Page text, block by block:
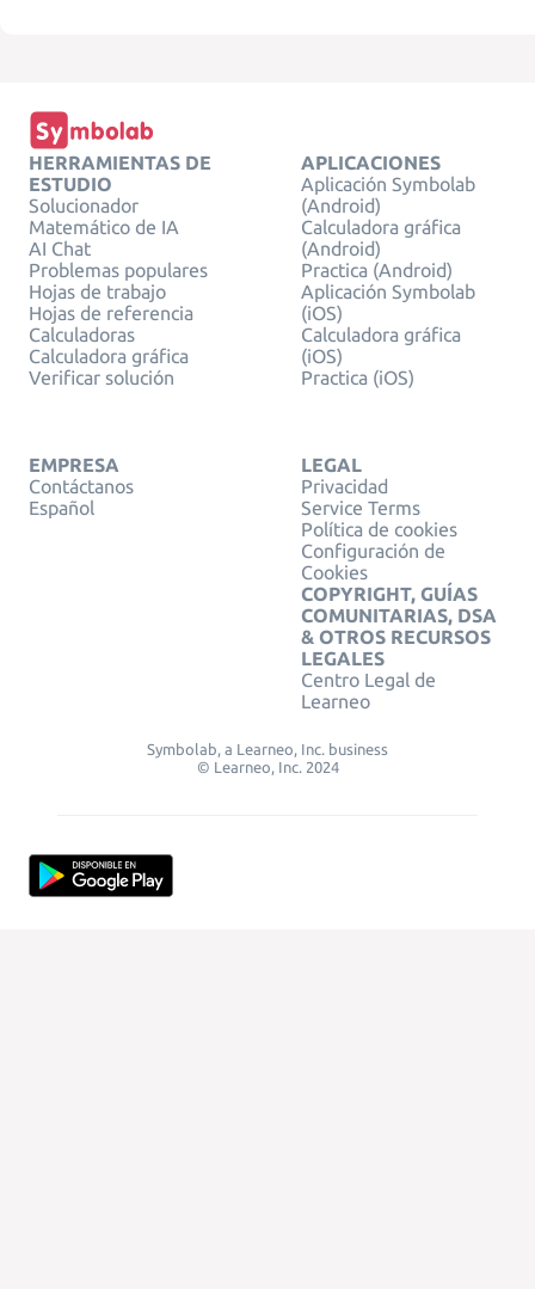
HERRAMIENTAS DE
ESTUDIO
Solucionador
Matemático de IA
AI Chat
Problemas populares
Hojas de trabajo
Hojas de referencia
Calculadoras
Calculadora gráfica
Verificar solución
APLICACIONES
Aplicación Symbolab
(Android)
Calculadora gráfica
(Android)
Practica (Android)
Aplicación Symbolab
(iOS)
Calculadora gráfica
(iOS)
Practica (iOS)
EMPRESA
Contáctanos
Español
LEGAL
Privacidad
Service Terms
Política de cookies
Configuración de
Cookies
COPYRIGHT, GUÍAS
COMUNITARIAS, DSA
& OTROS RECURSOS
LEGALES
Centro Legal de
Learneo
Symbolab, a Learneo, Inc. business
© Learneo, Inc. 2024